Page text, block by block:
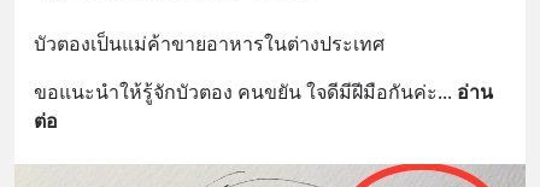
บัวตองเป็นแม่ค้าขายอาหารในต่างประเทศ
ขอแนะนำให้รู้จักบัวตอง คนขยัน ใจดีมีฝีมือกันค่ะ... อ่าน
ต่อ